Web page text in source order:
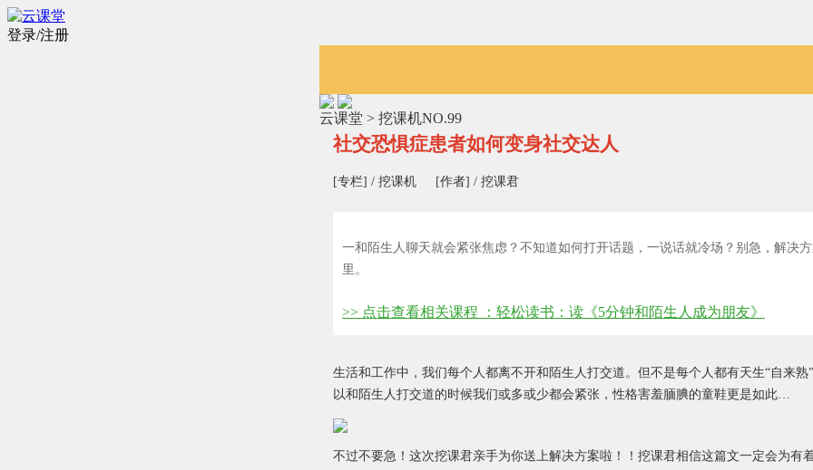
登录/注册
云课堂 > 挖课机NO.99
社交恐惧症患者如何变身社交达人
[专栏] / 挖课机 [作者] / 挖课君
一和陌生人聊天就会紧张焦虑？不知道如何打开话题，一说话就冷场？别急，解决
里。
>> 点击查看相关课程 ：轻松读书：读《5分钟和陌生人成为朋友》
生活和工作中，我们每个人都离不开和陌生人打交道。但不是每个人都有天生“自来熟
以和陌生人打交道的时候我们或多或少都会紧张，性格害羞腼腆的童鞋更是如此…
不过不要急！这次挖课君亲手为你送上解决方案啦！！挖课君相信这篇文一定会为有